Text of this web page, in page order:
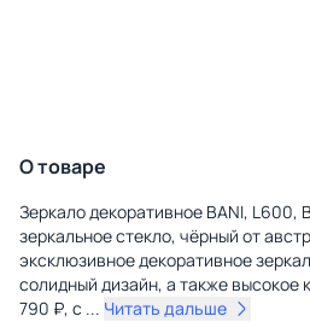
О товаре
Зеркало декоративное BANI, L600,
зеркальное стекло, чёрный от
эксклюзивное декоративное
солидный дизайн, а также высокое
790 ₽, с ... Читать дальше